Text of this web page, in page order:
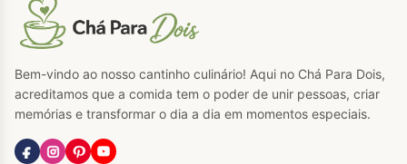
Bem-vindo ao nosso cantinho culinário! Aqui no Chá Para Dois,
acreditamos que a comida tem o poder de unir pessoas, criar
memórias e transformar o dia a dia em momentos especiais.